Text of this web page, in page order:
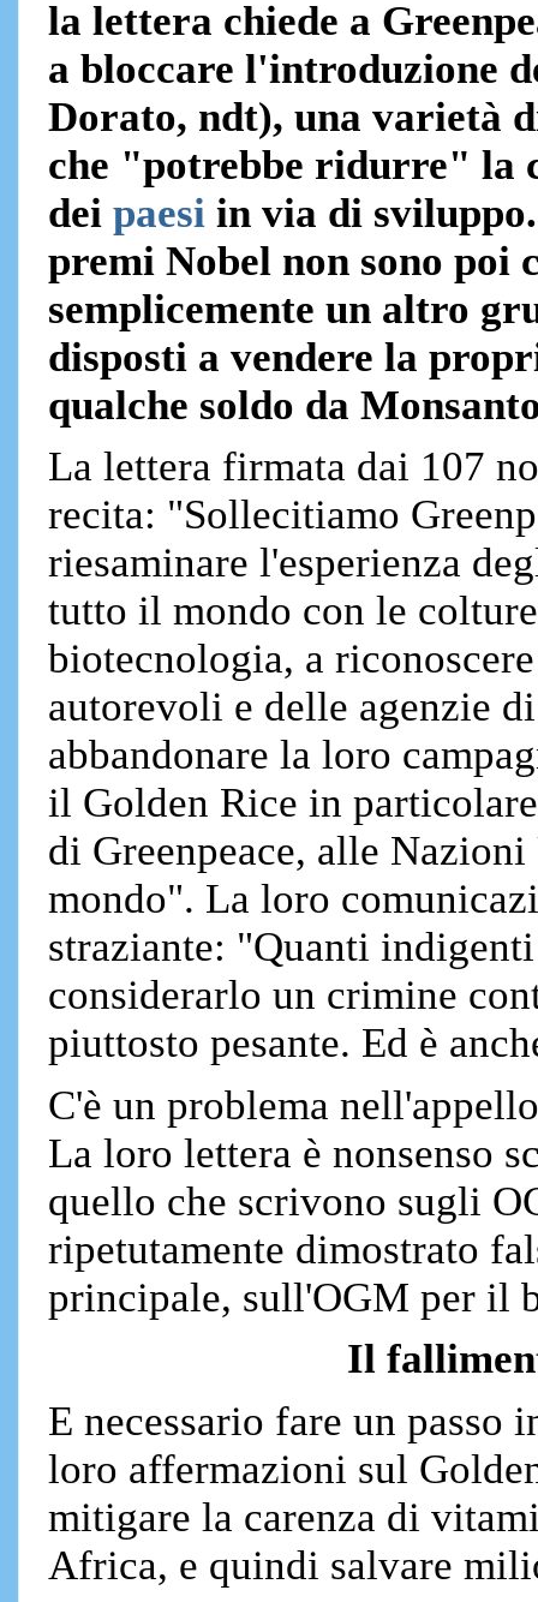
la lettera chiede a
a bloccare l'introduzione
Dorato, ndt), una varietà
che "potrebbe ridurre" la
deipaesiin via di
premi Nobel non sono poi
semplicemente un altro
disposti a vendere la
qualche soldo da
La lettera firmata dai 107
recita: "Sollecitiamo
riesaminare l'esperienza
tutto il mondo con le
biotecnologia, a
autorevoli e delle agenzie
abbandonare la loro
il Golden Rice in
di Greenpeace, alle
mondo". La loro
straziante: "Quanti
considerarlo un crimine
piuttosto pesante. Ed è
C'è un problema
La loro lettera è nonsenso
quello che scrivono sugli
ripetutamente dimostrato
principale, sull'OGM per il
Il
E necessario fare un
loro affermazioni sul
mitigare la carenza di
Africa, e quindi salvare